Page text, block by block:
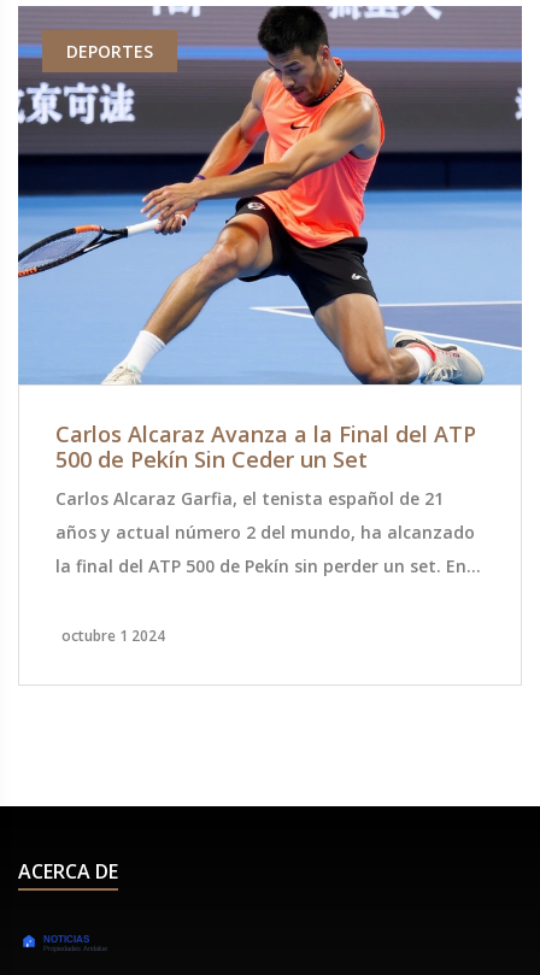
DEPORTES
Carlos Alcaraz Avanza a la Final del ATP
500 de Pekín Sin Ceder un Set
Carlos Alcaraz Garfia, el tenista español de 21
años y actual número 2 del mundo, ha alcanzado
la final del ATP 500 de Pekín sin perder un set. En
28 años y número 5 del mundo, con un marcador
octubre 1 2024
ACERCA DE